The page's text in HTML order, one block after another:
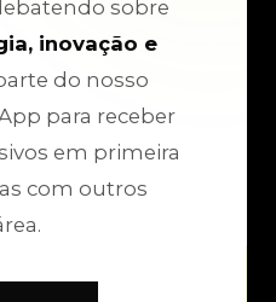
sobre
inovação e
do nosso
para receber
em primeira
com outros